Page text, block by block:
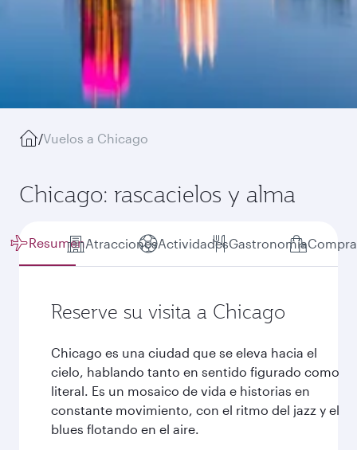
/Vuelos a Chicago
Chicago: rascacielos y alma
ResumenAtraccionesActividadesGastronomía
Reserve su visita a Chicago
Chicago es una ciudad que se eleva hacia el
cielo, hablando tanto en sentido figurado como
literal. Es un mosaico de vida e historias en
constante movimiento, con el ritmo del jazz y el
blues flotando en el aire.